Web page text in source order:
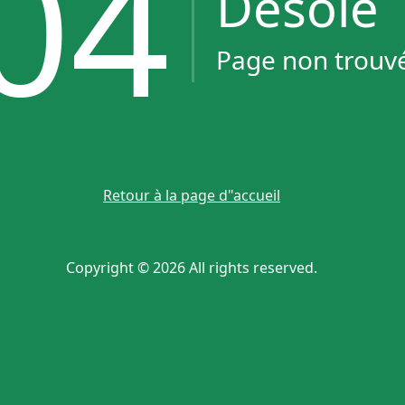
Page non
Retour à la page d"accueil
Copyright © 2026 All rights reserved.